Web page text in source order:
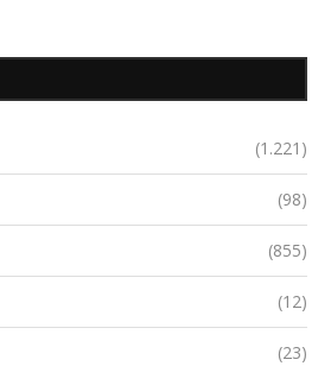
(1.221)
(98)
(855)
(12)
(23)